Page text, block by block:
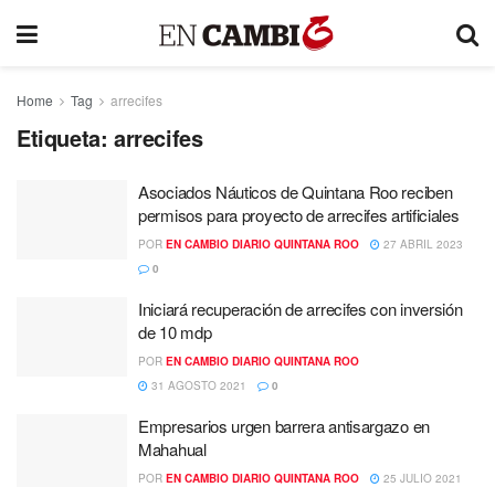
Home Tag arrecifes
Etiqueta: arrecifes
Asociados Náuticos de Quintana Roo reciben
permisos para proyecto de arrecifes artificiales
POR EN CAMBIO DIARIO QUINTANA ROO
27 ABRIL 2023
0
Iniciará recuperación de arrecifes con inversión
de 10 mdp
POR EN CAMBIO DIARIO QUINTANA ROO
31 AGOSTO 2021
0
Empresarios urgen barrera antisargazo en
Mahahual
POR EN CAMBIO DIARIO QUINTANA ROO
25 JULIO 2021